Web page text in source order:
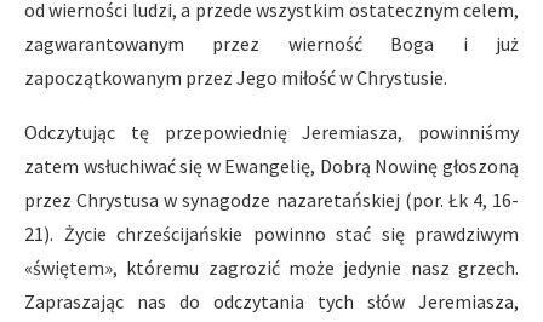
od wierności ludzi, a przede wszystkim ostatecznym celem,
zagwarantowanym przez wierność Boga i już
zapoczątkowanym przez Jego miłość w Chrystusie.
Odczytując tę przepowiednię Jeremiasza, powinniśmy
zatem wsłuchiwać się w Ewangelię, Dobrą Nowinę głoszoną
przez Chrystusa w synagodze nazaretańskiej (por. Łk 4, 16-
21). Życie chrześcijańskie powinno stać się prawdziwym
«świętem», któremu zagrozić może jedynie nasz grzech.
Zapraszając nas do odczytania tych słów Jeremiasza,